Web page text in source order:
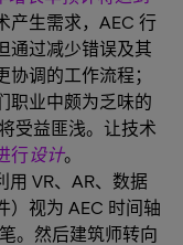
产生需求，AEC 行
通过减少错误及其
调的工作流程；
职业中颇为乏味的
受益匪浅。让技术
行设计。
用 VR、AR、数据
）视为 AEC 时间轴
。然后建筑师转向